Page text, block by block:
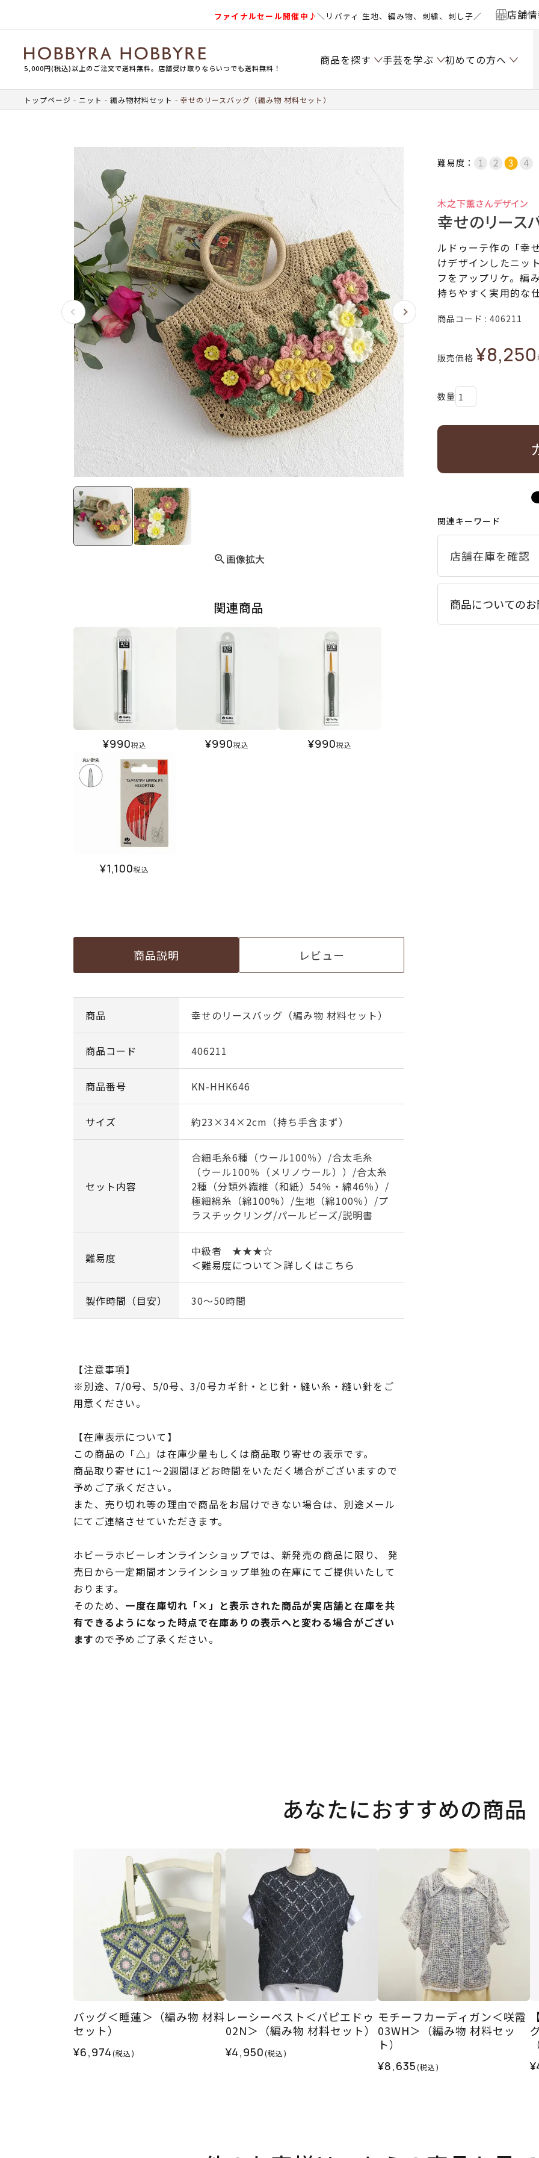
ファイナルセール開催中♪＼リバティ 生地、編み物、刺繍、刺し子／ 店舗
5,000円(税込)以上のご注文で送料無料。店舗受け取りならいつでも送料無料！
商品を探す 手芸を学ぶ 初めての方へ
トップページ ニット 編み物材料セット 幸せのリースバッグ（編み物 材料セット）
画像拡大
関連商品
¥990税込 ¥990税込 ¥990税込
¥1,100税込
商品説明 レビュー
商品 幸せのリースバッグ（編み物 材料セット）
商品コード 406211
商品番号 KN-HHK646
サイズ 約23×34×2cm（持ち手含まず）
セット内容
合細毛糸6種（ウール100％）/合太毛糸
（ウール100％（メリノウール））/合太糸
2種（分類外繊維（和紙）54％・綿46％）/
極細綿糸（綿100%）/生地（綿100％）/プ
ラスチックリング/パールビーズ/説明書
難易度
中級者 ★★★☆
＜難易度について＞詳しくはこちら
製作時間（目安） 30～50時間
【注意事項】
※別途、7/0号、5/0号、3/0号カギ針・とじ針・縫い糸・縫い針をご
用意ください。
【在庫表示について】
この商品の「△」は在庫少量もしくは商品取り寄せの表示です。
商品取り寄せに1～2週間ほどお時間をいただく場合がございますので
予めご了承ください。
また、売り切れ等の理由で商品をお届けできない場合は、別途メール
にてご連絡させていただきます。
ホビーラホビーレオンラインショップでは、新発売の商品に限り、 発
売日から一定期間オンラインショップ単独の在庫にてご提供いたして
おります。
そのため、 一度在庫切れ「×」と表示された商品が実店舗と在庫を共
有できるようになった時点で在庫ありの表示へと変わる場合がござい
ますので予めご了承ください。
難易度：
木之下薫さんデザイン
幸せのリース
ルドゥーテ作の「幸
けデザインしたニッ
フをアップリケ。編
持ちやすく実用的な
商品コード 406211
販売価格 ¥8,250
関連キーワード
商品についての
あなたにおすすめの商品
バッグ＜睡蓮＞（編み物 材料
セット）
¥6,974(税込)
レーシーベスト＜パピエドゥ
02N＞（編み物 材料セット）
¥4,950(税込)
モチーフカーディガン＜咲霞
03WH＞（編み物 材料セッ
ト）
¥8,635(税込)